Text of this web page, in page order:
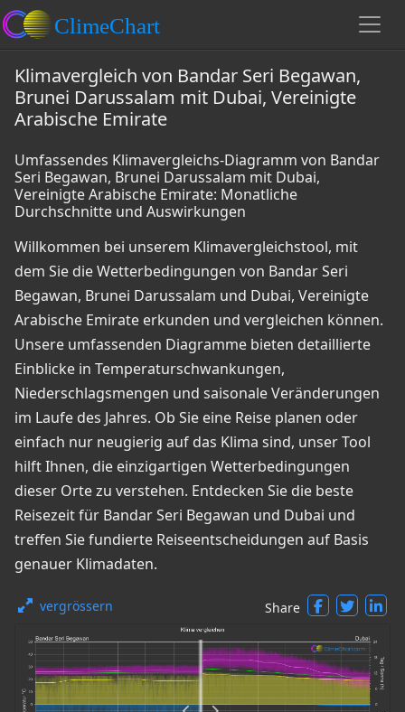
Klimavergleich von Bandar Seri Begawan,
Brunei Darussalam mit Dubai, Vereinigte
Arabische Emirate
Umfassendes Klimavergleichs-Diagramm von Bandar
Seri Begawan, Brunei Darussalam mit Dubai,
Vereinigte Arabische Emirate: Monatliche
Durchschnitte und Auswirkungen
Willkommen bei unserem Klimavergleichstool, mit
dem Sie die Wetterbedingungen von Bandar Seri
Begawan, Brunei Darussalam und Dubai, Vereinigte
Arabische Emirate erkunden und vergleichen können.
Unsere umfassenden Diagramme bieten detaillierte
Einblicke in Temperaturschwankungen,
Niederschlagsmengen und saisonale Veränderungen
im Laufe des Jahres. Ob Sie eine Reise planen oder
einfach nur neugierig auf das Klima sind, unser Tool
hilft Ihnen, die einzigartigen Wetterbedingungen
dieser Orte zu verstehen. Entdecken Sie die beste
Reisezeit für Bandar Seri Begawan und Dubai und
treffen Sie fundierte Reiseentscheidungen auf Basis
genauer Klimadaten.
vergrössern Share